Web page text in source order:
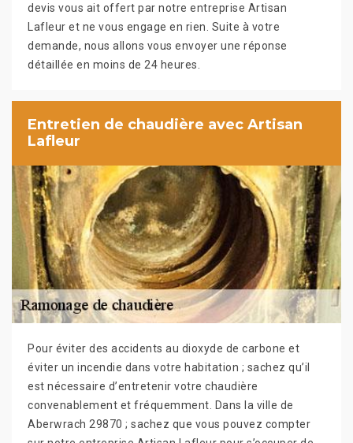
devis vous ait offert par notre entreprise Artisan
Lafleur et ne vous engage en rien. Suite à votre
demande, nous allons vous envoyer une réponse
détaillée en moins de 24 heures.
Entretien de chaudière avec Artisan
Lafleur
Pour éviter des accidents au dioxyde de carbone et
éviter un incendie dans votre habitation ; sachez qu’il
est nécessaire d’entretenir votre chaudière
convenablement et fréquemment. Dans la ville de
Aberwrach 29870 ; sachez que vous pouvez compter